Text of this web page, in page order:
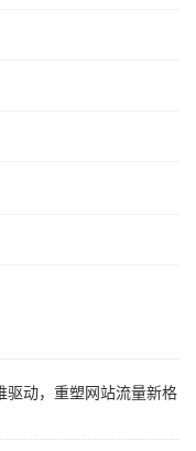
驱动，重塑网站流量新格